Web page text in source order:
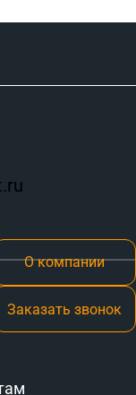
О компании
Заказать звонок